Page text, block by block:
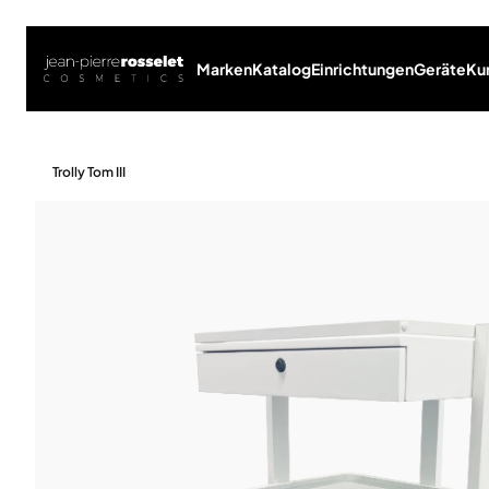
MarkenKatalogEinrichtungenGeräte
Trolly Tom III